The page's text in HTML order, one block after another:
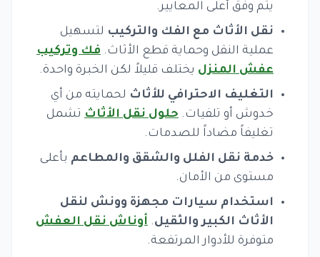
يتم وفق أعلى المعايير.
نقل الأثاث مع الفك والتركيب لتسهيل
عملية النقل وحماية قطع الأثاث. فك وتركيب
عفش المنزل يختلف قليلاً لكن الخبرة واحدة.
التغليف الاحترافي للأثاث لحمايته من أي
خدوش أو تلفيات. حلول نقل الأثاث تشمل
تغليفاً مضاداً للصدمات.
خدمة نقل الفلل والشقق والمطاعم بأعلى
مستوى من الأمان.
استخدام سيارات مجهزة وونش لنقل
الأثاث الكبير والثقيل. أوناش نقل العفش
متوفرة للأدوار المرتفعة.